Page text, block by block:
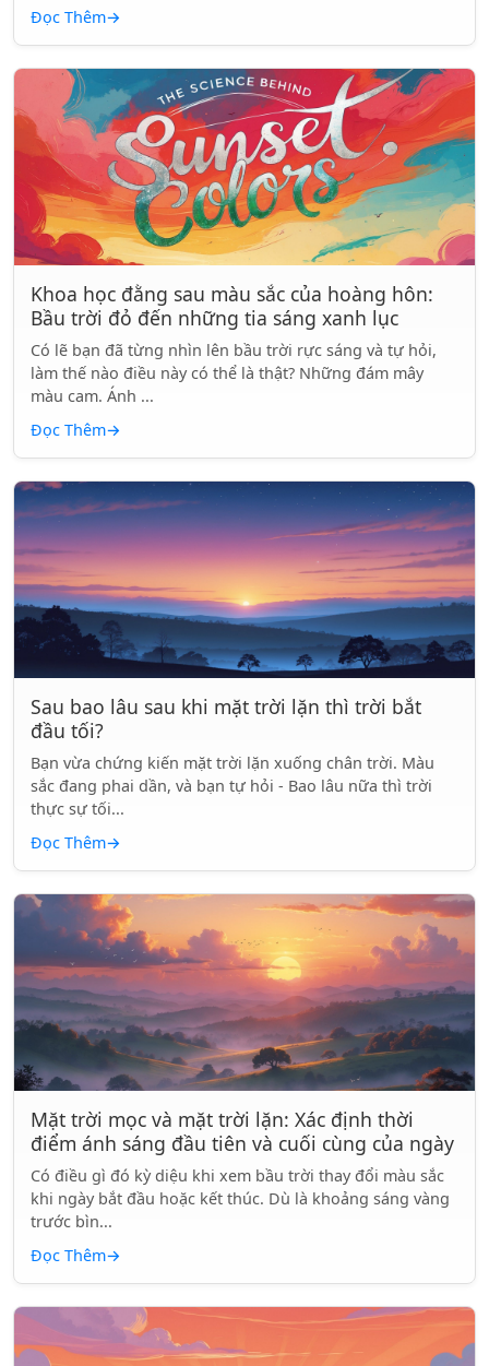
Đọc Thêm→
Khoa học đằng sau màu sắc của hoàng hôn:
Bầu trời đỏ đến những tia sáng xanh lục
Có lẽ bạn đã từng nhìn lên bầu trời rực sáng và tự hỏi,
làm thế nào điều này có thể là thật? Những đám mây
màu cam. Ánh ...
Đọc Thêm→
Sau bao lâu sau khi mặt trời lặn thì trời bắt
đầu tối?
Bạn vừa chứng kiến mặt trời lặn xuống chân trời. Màu
sắc đang phai dần, và bạn tự hỏi - Bao lâu nữa thì trời
thực sự tối...
Đọc Thêm→
Mặt trời mọc và mặt trời lặn: Xác định thời
điểm ánh sáng đầu tiên và cuối cùng của ngày
Có điều gì đó kỳ diệu khi xem bầu trời thay đổi màu sắc
khi ngày bắt đầu hoặc kết thúc. Dù là khoảng sáng vàng
trước bìn...
Đọc Thêm→